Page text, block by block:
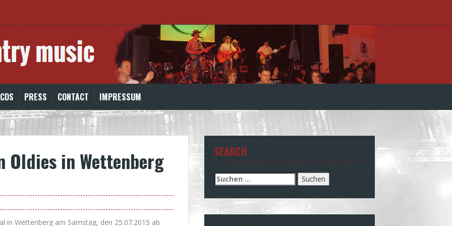
PRESS CONTACT IMPRESSUM
Oldies in Wettenberg
in Wettenberg am Samstag, den 25.07.2015 ab
SEARCH
Suchen
nach: